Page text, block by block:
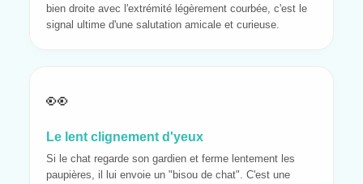
bien droite avec l'extrémité légèrement courbée, c'est le
signal ultime d'une salutation amicale et curieuse.
👀
Le lent clignement d'yeux
Si le chat regarde son gardien et ferme lentement les
paupières, il lui envoie un "bisou de chat". C'est une